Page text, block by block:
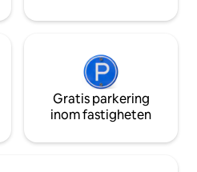
(BBQ)
rolig kväll
små, gosa
av godGratis parkering
inom fastigheten